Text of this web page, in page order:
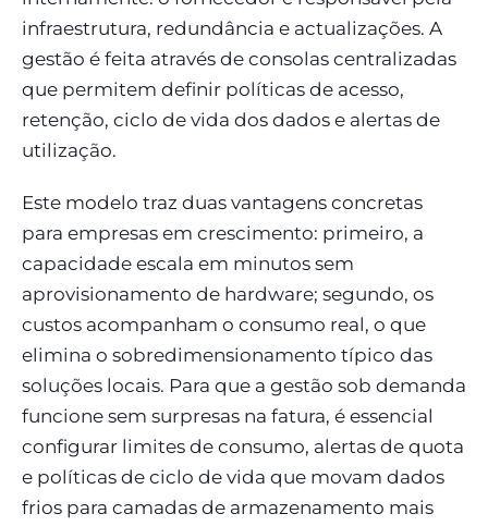
infraestrutura, redundância e actualizações. A
gestão é feita através de consolas centralizadas
que permitem definir políticas de acesso,
retenção, ciclo de vida dos dados e alertas de
utilização.
Este modelo traz duas vantagens concretas
para empresas em crescimento: primeiro, a
capacidade escala em minutos sem
aprovisionamento de hardware; segundo, os
custos acompanham o consumo real, o que
elimina o sobredimensionamento típico das
soluções locais. Para que a gestão sob demanda
funcione sem surpresas na fatura, é essencial
configurar limites de consumo, alertas de quota
e políticas de ciclo de vida que movam dados
frios para camadas de armazenamento mais